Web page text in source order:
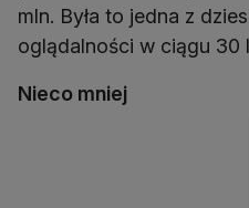
mln. Była to jedna z
oglądalności w ciągu 30
Nieco mniej